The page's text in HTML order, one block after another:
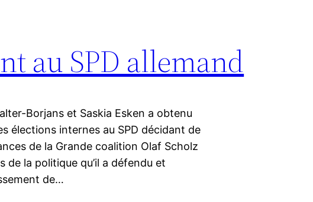
au SPD allemand
Borjans et Saskia Esken a obtenu
élections internes au SPD décidant de
de la Grande coalition Olaf Scholz
la politique qu’il a défendu et
de…